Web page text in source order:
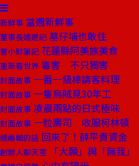
新鮮事 當週新鮮事
董事長嬉遊記 墓仔埔也敢住
嘗小鮮筆記 花蓮縣阿美族美食
重新看世界 毒害 不只獨害
封面故事 一番一級棒請客料理
封面故事 一隻烏賊見30年工
封面故事 凌晨兩點的日式極味
封面故事 一粒壽司 收服柯林頓
總編輯的話 回來了！薛平貴資金
創辦人聊天室 「大願」與「無我」